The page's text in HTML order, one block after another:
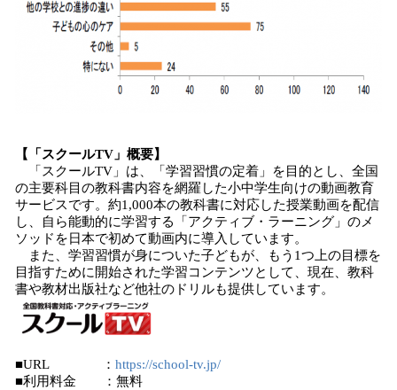
【「スクールTV」概要】
「スクールTV」は、「学習習慣の定着」を目的とし、全国
の主要科目の教科書内容を網羅した小中学生向けの動画教育
サービスです。約1,000本の教科書に対応した授業動画を配信
し、自ら能動的に学習する「アクティブ・ラーニング」のメ
ソッドを日本で初めて動画内に導入しています。
また、学習習慣が身についた子どもが、もう1つ上の目標を
目指すために開始された学習コンテンツとして、現在、教科
書や教材出版社など他社のドリルも提供しています。
■URL ： https://school-tv.jp/
■利用料金 ：無料